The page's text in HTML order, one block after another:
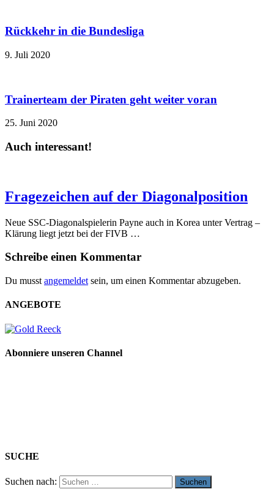
Rückkehr in die Bundesliga
9. Juli 2020
Trainerteam der Piraten geht weiter voran
25. Juni 2020
Auch interessant!
Fragezeichen auf der Diagonalposition
Neue SSC-Diagonalspielerin Payne auch in Korea unter Vertrag –
Klärung liegt jetzt bei der FIVB …
Schreibe einen Kommentar
Du musst angemeldet sein, um einen Kommentar abzugeben.
ANGEBOTE
Abonniere unseren Channel
SUCHE
Suchen nach: